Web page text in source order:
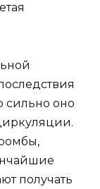
сильно оно
получать